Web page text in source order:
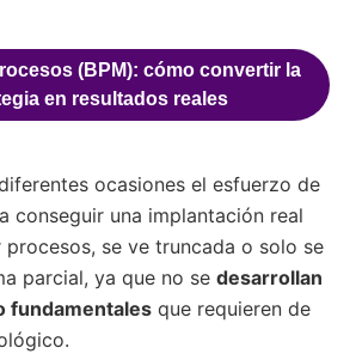
(BPM): cómo convertir la
en resultados reales
ocasiones el esfuerzo de
conseguir una implantación real
se ve truncada o solo se
parcial, ya que no sedesarrollan
fundamentales que requieren de